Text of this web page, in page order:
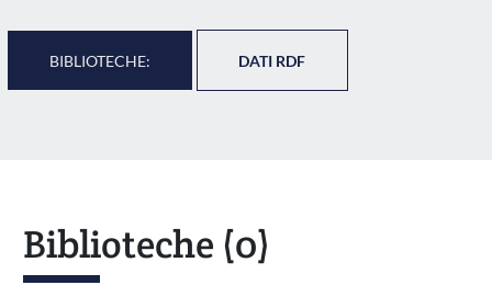
BIBLIOTECHE: DATI RDF
Biblioteche (0)